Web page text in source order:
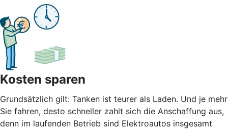
Kosten sparen
Grundsätzlich gilt: Tanken ist teurer als Laden. Und je mehr
Sie fahren, desto schneller zahlt sich die Anschaffung aus,
denn im laufenden Betrieb sind Elektroautos insgesamt